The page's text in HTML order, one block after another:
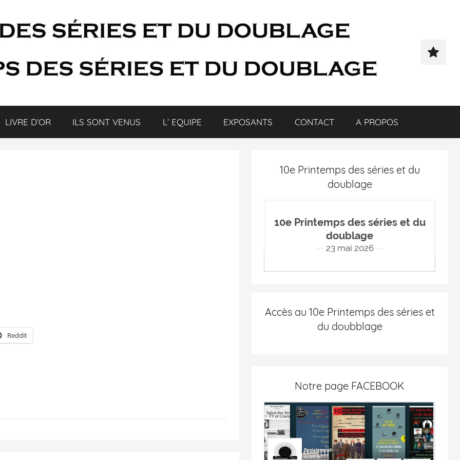
LIVRE D’OR ILS SONT VENUS L’ EQUIPE EXPOSANTS CONTACT A PROPOS
Reddit
10e Printemps des séries et du
doublage
10e Printemps des séries et du
doublage
23 mai 2026
Accès au 10e Printemps des séries et
du doubblage
Notre page FACEBOOK